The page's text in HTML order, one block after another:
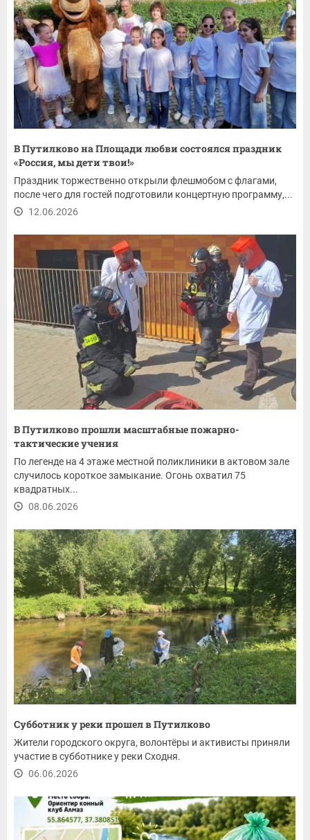
В Путилково на Площади любви состоялся праздник
«Россия, мы дети твои!»
Праздник торжественно открыли флешмобом с флагами,
после чего для гостей подготовили концертную программу,...
12.06.2026
В Путилково прошли масштабные пожарно-
тактические учения
По легенде на 4 этаже местной поликлиники в актовом зале
случилось короткое замыкание. Огонь охватил 75
квадратных...
08.06.2026
Субботник у реки прошел в Путилково
Жители городского округа, волонтёры и активисты приняли
участие в субботнике у реки Сходня.
06.06.2026